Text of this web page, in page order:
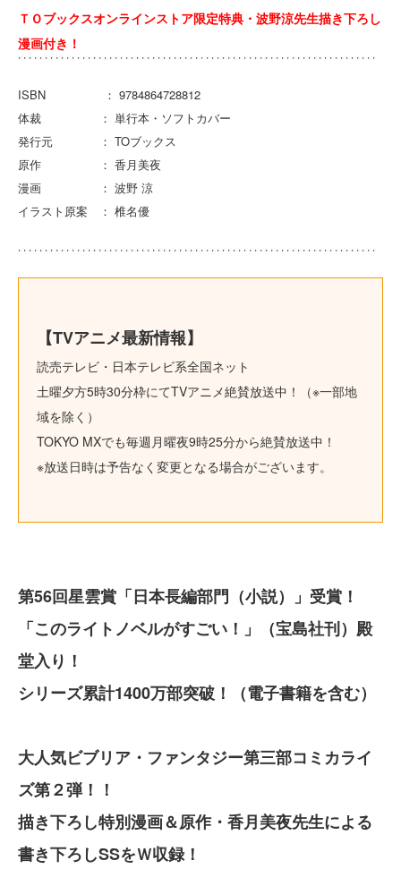
ＴＯブックスオンラインストア限定特典・波野涼先生描き下ろし
漫画付き！
ISBN ： 9784864728812
体裁 ： 単行本・ソフトカバー
発行元 ： TOブックス
原作 ： 香月美夜
漫画 ： 波野 涼
イラスト原案 ： 椎名優
【TVアニメ最新情報】
読売テレビ・日本テレビ系全国ネット
土曜夕方5時30分枠にてTVアニメ絶賛放送中！（※一部地
域を除く）
TOKYO MXでも毎週月曜夜9時25分から絶賛放送中！
※放送日時は予告なく変更となる場合がございます。
第56回星雲賞「日本長編部門（小説）」受賞！
「このライトノベルがすごい！」（宝島社刊）殿
堂入り！
シリーズ累計1400万部突破！（電子書籍を含む）
大人気ビブリア・ファンタジー第三部コミカライ
ズ第２弾！！
描き下ろし特別漫画＆原作・香月美夜先生による
書き下ろしSSをＷ収録！